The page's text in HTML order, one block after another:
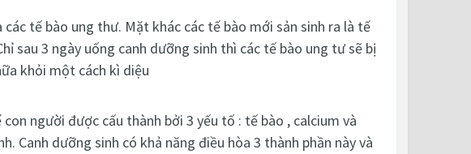
tế bào ung thư. Mặt khác các tế bào mới sản sinh ra là tế
sau 3 ngày uống canh dưỡng sinh thì các tế bào ung tư sẽ bị
khỏi một cách kì diệu
người được cấu thành bởi 3 yếu tố : tế bào , calcium và
Canh dưỡng sinh có khả năng điều hòa 3 thành phần này và